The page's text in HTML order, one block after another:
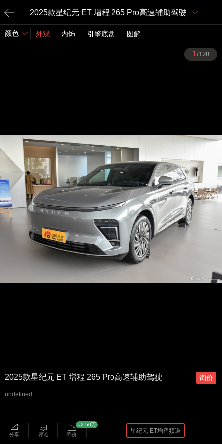
2025款星纪元 ET 增程 265 Pro高速辅助驾驶
颜色 外观 内饰 引擎底盘 图解
1/128
2025款星纪元 ET 增程 265 Pro高速辅助驾驶
undefined
分享 评论 降价
2.50万
星纪元 ET增程频道
询价